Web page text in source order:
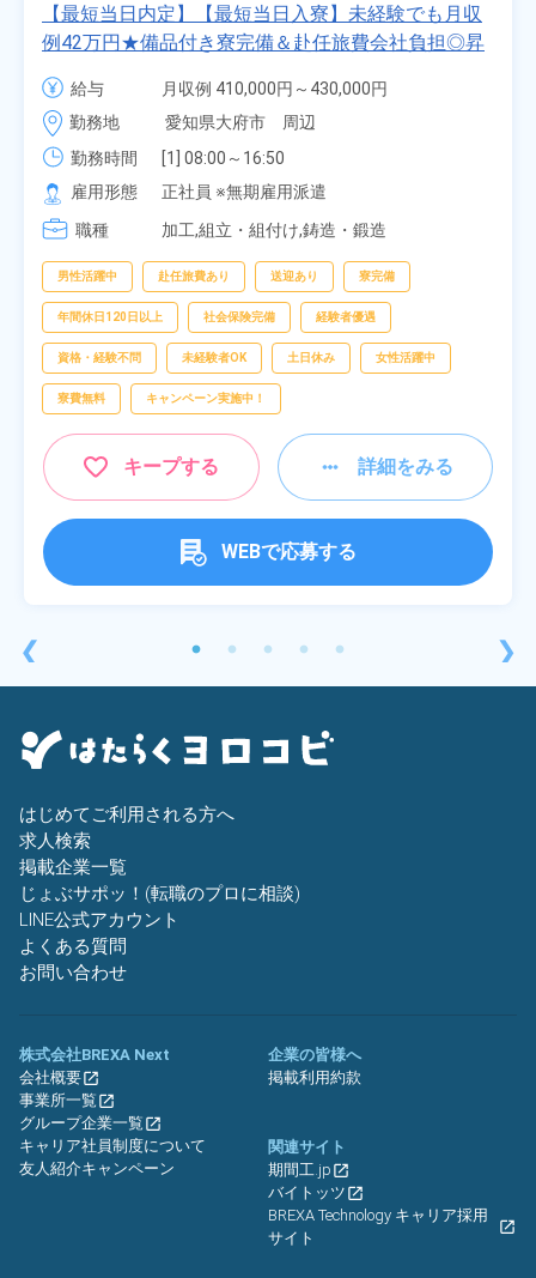
❮
【最短当日内定】【最短当日入寮】未経験でも月収
例42万円★備品付き寮完備＆赴任旅費会社負担◎昇
給・業績賞与あり！組立や塗装など自動車製造の各
種作業！《愛知県大府市》
給与
月収例 410,000円～430,000円
月給 277,000円～277,000円
勤務地
愛知県大府市　周辺
勤務時間
[1] 08:00～16:50
[2] 06:25～15:10
[3] 17:05～01:50
雇用形態
正社員 ※無期雇用派遣
職種
加工,組立・組付け,鋳造・鍛造
男性活躍中 赴任旅費あり 送迎あり 寮完備
年間休日120日以上 社会保険完備 経験者優遇
資格・経験不問 未経験者OK 土日休み 女性活躍中
寮費無料 キャンペーン実施中！
キープする 詳細をみる
WEBで応募する
❯
はじめてご利用される方へ
求人検索
掲載企業一覧
じょぶサポッ！(転職のプロに相談)
LINE公式アカウント
よくある質問
お問い合わせ
株式会社BREXA Next
会社概要
事業所一覧
グループ企業一覧
キャリア社員制度について
友人紹介キャンペーン
企業の皆様へ
掲載利用約款
関連サイト
期間工.jp
バイトッツ
BREXA Technology キャリア採用
サイト